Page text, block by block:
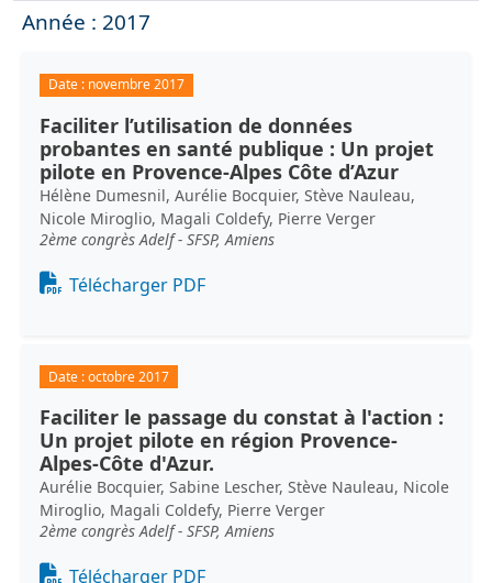
Année : 2017
Date : novembre 2017
Faciliter l’utilisation de données
probantes en santé publique : Un projet
pilote en Provence-Alpes Côte d’Azur
Hélène Dumesnil, Aurélie Bocquier, Stève Nauleau,
Nicole Miroglio, Magali Coldefy, Pierre Verger
2ème congrès Adelf - SFSP, Amiens
Document
Télécharger PDF
Date :octobre 2017
Faciliter le passage du constat à l'action :
Un projet pilote en région Provence-
Alpes-Côte d'Azur.
Aurélie Bocquier, Sabine Lescher, Stève Nauleau, Nicole
Miroglio, Magali Coldefy, Pierre Verger
2ème congrès Adelf - SFSP, Amiens
Document
Télécharger PDF